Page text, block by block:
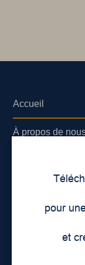
pour
et
Accueil
À propos de
Lieux de